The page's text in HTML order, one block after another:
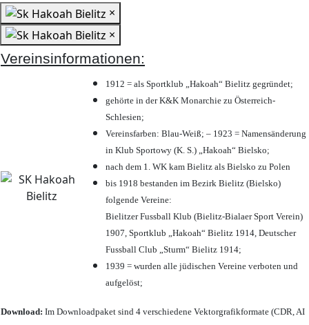
×
×
Vereinsinformationen:
1912 = als Sportklub „Hakoah“ Bielitz gegründet;
gehörte in der K&K Monarchie zu Österreich-
Schlesien;
Vereinsfarben: Blau-Weiß; – 1923 = Namensänderung
in Klub Sportowy (K. S.) „Hakoah“ Bielsko;
nach dem 1. WK kam Bielitz als Bielsko zu Polen
bis 1918 bestanden im Bezirk Bielitz (Bielsko)
folgende Vereine:
Bielitzer Fussball Klub (Bielitz-Bialaer Sport Verein)
1907, Sportklub „Hakoah“ Bielitz 1914, Deutscher
Fussball Club „Sturm“ Bielitz 1914;
1939 = wurden alle jüdischen Vereine verboten und
aufgelöst;
Download: Im Downloadpaket sind 4 verschiedene Vektorgrafikformate (CDR, AI